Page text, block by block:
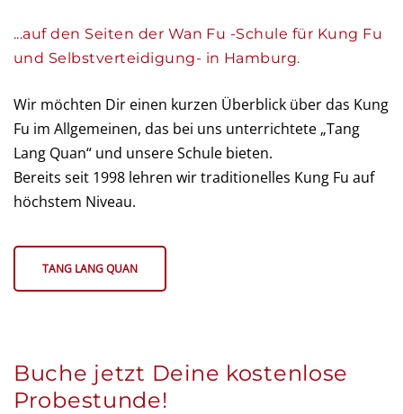
...auf den Seiten der Wan Fu -Schule für Kung Fu
und Selbstverteidigung- in Hamburg.
Wir möchten Dir einen kurzen Überblick über das Kung
Fu im Allgemeinen, das bei uns unterrichtete „Tang
Lang Quan“ und unsere Schule bieten.
Bereits seit 1998 lehren wir traditionelles Kung Fu auf
höchstem Niveau.
TANG LANG QUAN
Buche jetzt Deine kostenlose
Probestunde!